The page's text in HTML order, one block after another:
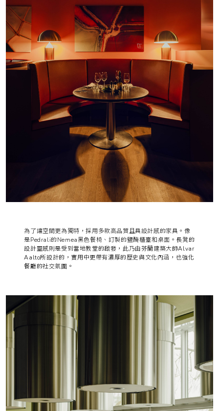
為了讓空間更為獨特，採用多款高品質且具設計感的家具。像
是Pedrali的Nemea黑色餐椅、訂製的鹽醃櫃臺和桌面。 長凳的
設計靈感則是受到當地教堂的啟發，此乃由芬蘭建築大師Alvar
Aalto所設計的，實用中更帶有濃厚的歷史與文化內涵，也強化
餐廳的社交氛圍。